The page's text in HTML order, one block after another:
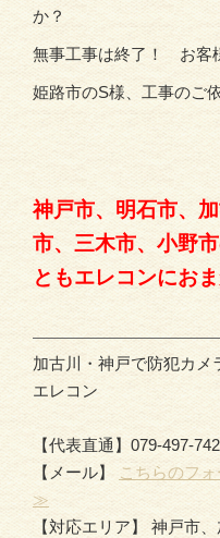
か？
無事工事は終了！ お客
姫路市のS様、工事のご
神戸市、明石市、
市、三木市、小野
ともエレコンにお
加古川・神戸で防犯カメ
エレコン
【代表直通】079-497-
【メール】
こちらのフ
≫
【対応エリア】 神戸市